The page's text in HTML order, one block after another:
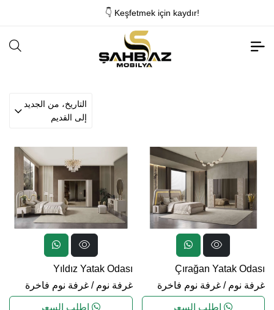
👇 Keşfetmek için kaydır!
التاريخ، من الجديد
إلى القديم
Çırağan Yatak Odası
غرفة نوم / غرفة نوم فاخرة
اطلب السعر
Yıldız Yatak Odası
غرفة نوم /غرفة نوم فاخرة
اطلب السعر